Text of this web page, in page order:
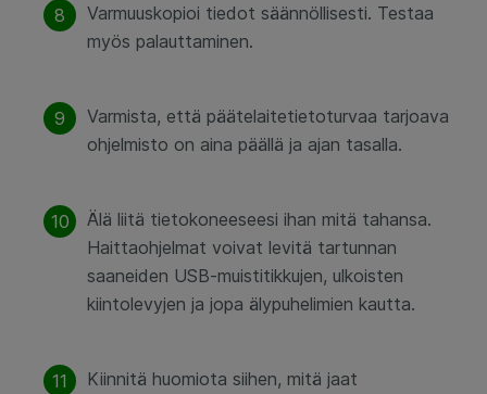
Varmuuskopioi tiedot säännöllisesti. Testaa
myös palauttaminen.
Varmista, että päätelaitetietoturvaa tarjoava
ohjelmisto on aina päällä ja ajan tasalla.
Älä liitä tietokoneeseesi ihan mitä tahansa.
Haittaohjelmat voivat levitä tartunnan
saaneiden USB-muistitikkujen, ulkoisten
kiintolevyjen ja jopa älypuhelimien kautta.
Kiinnitä huomiota siihen, mitä jaat